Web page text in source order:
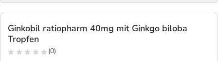
Ginkobil ratiopharm 40mg mit Ginkgo biloba
Tropfen
(0)